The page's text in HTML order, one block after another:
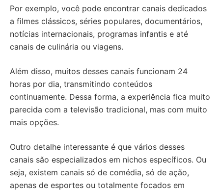
Por exemplo, você pode encontrar canais dedicados
a filmes clássicos, séries populares, documentários,
notícias internacionais, programas infantis e até
canais de culinária ou viagens.
Além disso, muitos desses canais funcionam 24
horas por dia, transmitindo conteúdos
continuamente. Dessa forma, a experiência fica muito
parecida com a televisão tradicional, mas com muito
mais opções.
Outro detalhe interessante é que vários desses
canais são especializados em nichos específicos. Ou
seja, existem canais só de comédia, só de ação,
apenas de esportes ou totalmente focados em